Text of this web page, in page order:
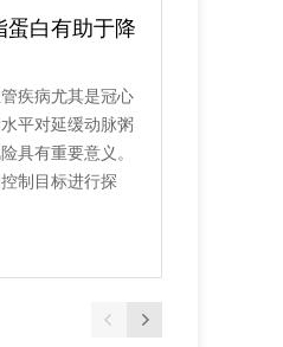
蛋白有助于降
疾病尤其是冠心
平对延缓动脉粥
具有重要意义。
制目标进行探